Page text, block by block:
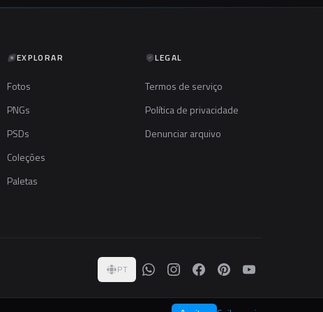
EXPLORAR
Fotos
PNGs
PSDs
Coleções
Paletas
LEGAL
Termos de serviço
Política de privacidade
Denunciar arquivo
PT